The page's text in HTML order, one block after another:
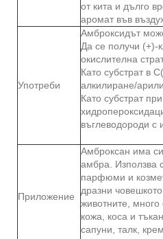
от кита и дълго
аромат във
Употреби
Амброксидът
Да се ​​получи (+)-
окислителна
Като субстрат в
алкилиране/
Като субстрат
въглеводороди с
Приложение
Амброксан има
амбра. Използва
парфюми и
дразни
животните,
кожа, коса и
сапуни, талк,